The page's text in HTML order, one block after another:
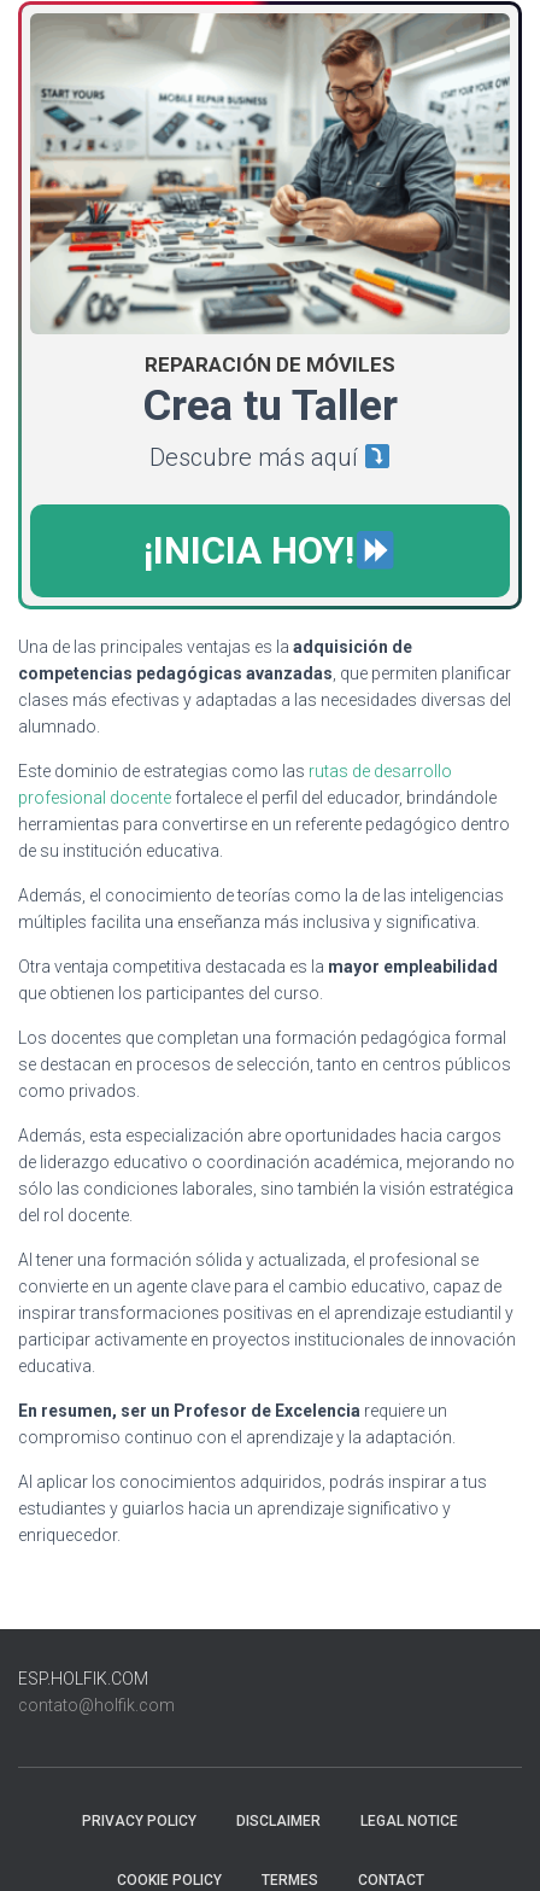
REPARACIÓN DE MÓVILES
Crea tu Taller
Descubre más aquí
¡INICIA HOY!
Una de las principales ventajas es la adquisición de
competencias pedagógicas avanzadas , que permiten planificar
clases más efectivas y adaptadas a las necesidades diversas del
alumnado.
Este dominio de estrategias como las rutas de desarrollo
profesional docente fortalece el perfil del educador, brindándole
herramientas para convertirse en un referente pedagógico dentro
de su institución educativa.
Además, el conocimiento de teorías como la de las inteligencias
múltiples facilita una enseñanza más inclusiva y significativa.
Otra ventaja competitiva destacada es la mayor empleabilidad
que obtienen los participantes del curso.
Los docentes que completan una formación pedagógica formal
se destacan en procesos de selección, tanto en centros públicos
como privados.
Además, esta especialización abre oportunidades hacia cargos
de liderazgo educativo o coordinación académica, mejorando no
sólo las condiciones laborales, sino también la visión estratégica
del rol docente.
Al tener una formación sólida y actualizada, el profesional se
convierte en un agente clave para el cambio educativo, capaz de
inspirar transformaciones positivas en el aprendizaje estudiantil y
participar activamente en proyectos institucionales de innovación
educativa.
En resumen, ser un Profesor de Excelencia requiere un
compromiso continuo con el aprendizaje y la adaptación.
Al aplicar los conocimientos adquiridos, podrás inspirar a tus
estudiantes y guiarlos hacia un aprendizaje significativo y
enriquecedor.
ESP.HOLFIK.COM
contato@holfik.com
PRIVACY POLICY DISCLAIMER LEGAL NOTICE
COOKIE POLICY TERMES CONTACT